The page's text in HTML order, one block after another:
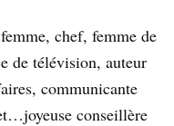
chef, femme de
de télévision, auteur
communicante
conseillère